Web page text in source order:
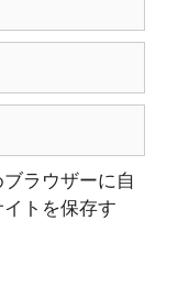
ラウザーに自
トを保存す